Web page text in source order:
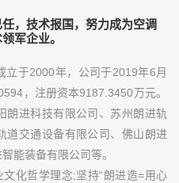
，技术报国，努力成为空调
军企业。
立于2000年，公司于2019年6月
，注册资本9187.3450万元。
朗进科技有限公司、苏州朗进轨
道交通设备有限公司、佛山朗进
能装备有限公司等。
文化哲学理念;坚持“朗进造=用心